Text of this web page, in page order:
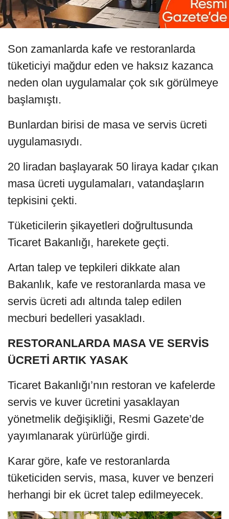
Son zamanlarda kafe ve restoranlarda
tüketiciyi mağdur eden ve haksız kazanca
neden olan uygulamalar çok sık görülmeye
başlamıştı.
Bunlardan birisi de masa ve servis ücreti
uygulamasıydı.
20 liradan başlayarak 50 liraya kadar çıkan
masa ücreti uygulamaları, vatandaşların
tepkisini çekti.
Tüketicilerin şikayetleri doğrultusunda
Ticaret Bakanlığı, harekete geçti.
Artan talep ve tepkileri dikkate alan
Bakanlık, kafe ve restoranlarda masa ve
servis ücreti adı altında talep edilen
mecburi bedelleri yasakladı.
RESTORANLARDA MASA VE SERVİS
ÜCRETİ ARTIK YASAK
Ticaret Bakanlığı’nın restoran ve kafelerde
servis ve kuver ücretini yasaklayan
yönetmelik değişikliği, Resmi Gazete’de
yayımlanarak yürürlüğe girdi.
Karar göre, kafe ve restoranlarda
tüketiciden servis, masa, kuver ve benzeri
herhangi bir ek ücret talep edilmeyecek.